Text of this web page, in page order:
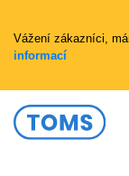
Vážení zákazníci,
informací